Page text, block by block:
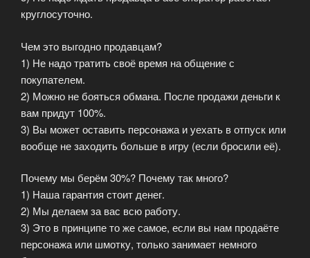
круглосуточно.
Чем это выгодно продавцам?
1) Не надо тратить своё время на общение с
покупателем.
2) Можно не бояться обмана. После продажи деньги к
вам придут 100%.
3) Вы может оставить персонажа и уехать в отпуск или
вообще не заходить больше в игру (если бросили её).
Почему мы берём 30%? Почему так много?
1) Наша гарантия стоит денег.
2) Мы делаем за вас всю работу.
3) Это в принципе то же самое, если вы нам продаёте
персонажа или шмотку, только занимает немного